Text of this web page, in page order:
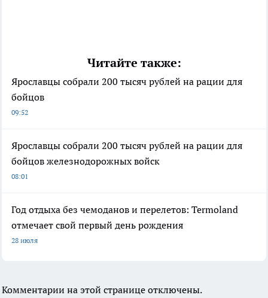
Читайте также:
Ярославцы собрали 200 тысяч рублей на рации для
бойцов
09:52
Ярославцы собрали 200 тысяч рублей на рации для
бойцов железнодорожных войск
08:01
Год отдыха без чемоданов и перелетов: Termoland
отмечает свой первый день рождения
28 июля
Комментарии на этой странице отключены.